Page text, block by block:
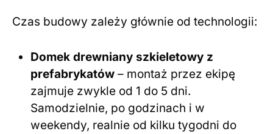
Czas budowy zależy głównie od technologii:
Domek drewniany szkieletowy z
prefabrykatów – montaż przez ekipę
zajmuje zwykle od 1 do 5 dni.
Samodzielnie, po godzinach i w
weekendy, realnie od kilku tygodni do